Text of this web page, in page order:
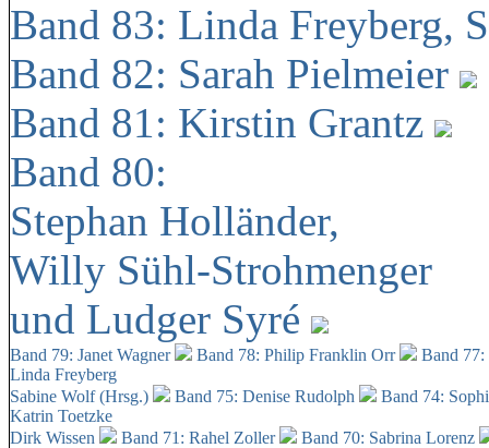
Band 83: Linda Freyberg,
Band 82: Sarah Pielmeier
Band 81: Kirstin Grantz
Band 80:
Stephan Holländer,
Willy Sühl-Strohmenger
und Ludger Syré
Band 79: Janet Wagner Band 78: Philip Franklin Orr
Band
Linda Freyberg
Sabine Wolf (Hrsg.)
Band 75: Denise Rudolph
Band 74:
Katrin Toetzke
Dirk Wissen
Band 71: Rahel Zoller
Band 70: Sabrina Lorenz